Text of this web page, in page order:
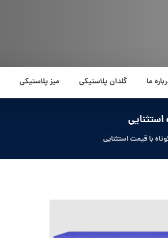
ما گلدان پلاستیکی میز پلاستیکی
با قیمت استثنایی